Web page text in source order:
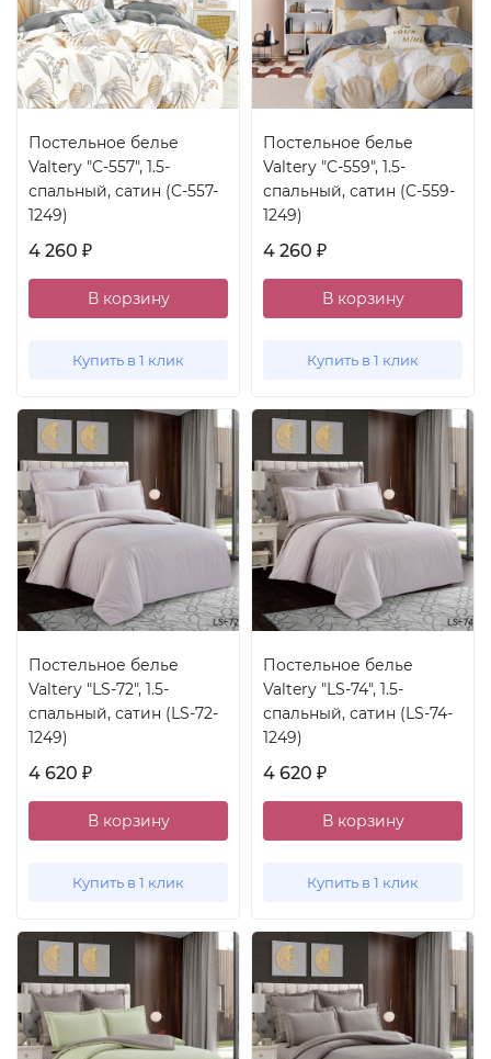
Постельное белье
Valtery "C-557", 1.5-
спальный, сатин (C-557-
1249)
4 260 ₽
В корзину
Купить в 1 клик
Постельное белье
Valtery "C-559", 1.5-
спальный, сатин (C-559-
1249)
4 260 ₽
В корзину
Купить в 1 клик
Постельное белье
Valtery "LS-72", 1.5-
спальный, сатин (LS-72-
1249)
4 620 ₽
В корзину
Купить в 1 клик
Постельное белье
Valtery "LS-74", 1.5-
спальный, сатин (LS-74-
1249)
4 620 ₽
В корзину
Купить в 1 клик